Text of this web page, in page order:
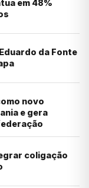
em 48%
da Fonte
novo
e gera
coligação